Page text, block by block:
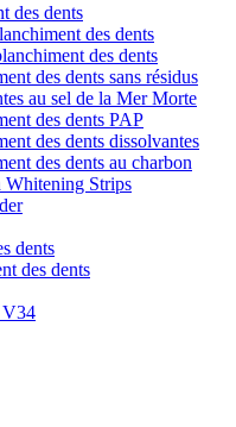
des dents
des dents
des dents
des dents sans résidus
au sel de la Mer Morte
des dents PAP
des dents dissolvantes
des dents au charbon
Whitening Strips
dents
des dents
V34